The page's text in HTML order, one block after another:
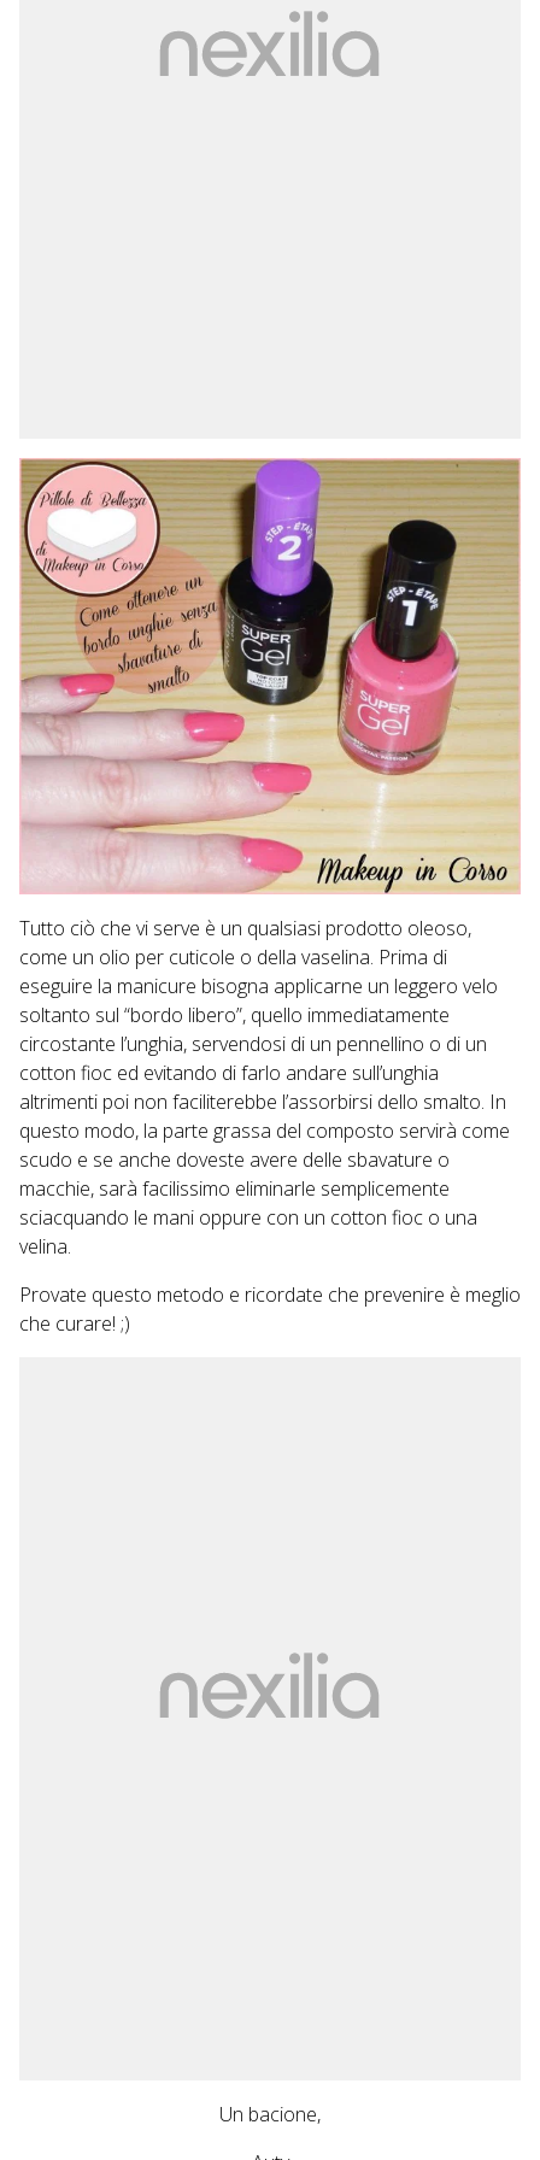
Tutto ciò che vi serve è un qualsiasi prodotto oleoso,
come un olio per cuticole o della vaselina. Prima di
eseguire la manicure bisogna applicarne un leggero velo
soltanto sul “bordo libero”, quello immediatamente
circostante l’unghia, servendosi di un pennellino o di un
cotton fioc ed evitando di farlo andare sull’unghia
altrimenti poi non faciliterebbe l’assorbirsi dello smalto. In
questo modo, la parte grassa del composto servirà come
scudo e se anche doveste avere delle sbavature o
macchie, sarà facilissimo eliminarle semplicemente
sciacquando le mani oppure con un cotton fioc o una
velina.
Provate questo metodo e ricordate che prevenire è meglio
che curare! ;)
Un bacione,